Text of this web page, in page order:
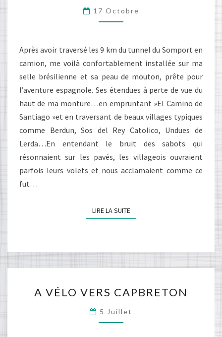
ARAGON
17 Octobre
Après avoir traversé les 9 km du tunnel du Somport en
camion, me voilà confortablement installée sur ma
selle brésilienne et sa peau de mouton, prête pour
l’aventure espagnole. Ses étendues à perte de vue du
haut de ma monture…en empruntant »El Camino de
Santiago »et en traversant de beaux villages typiques
comme Berdun, Sos del Rey Catolico, Undues de
Lerda…En entendant le bruit des sabots qui
résonnaient sur les pavés, les villageois ouvraient
parfois leurs volets et nous acclamaient comme ce
fut…
LIRE LA SUITELIRE LA SUITE
VÉLO
VERS
CAPBRETON
A VÉLO VERS CAPBRETON
5 Juillet